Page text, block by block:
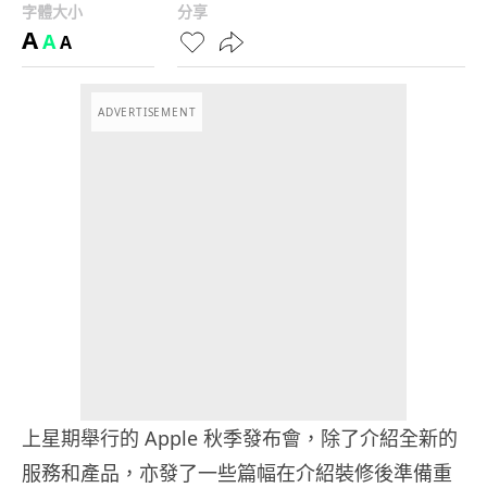
字體大小
AAA
分享
ADVERTISEMENT
上星期舉行的 Apple 秋季發布會，除了介紹全新的
服務和產品，亦發了一些篇幅在介紹裝修後準備重